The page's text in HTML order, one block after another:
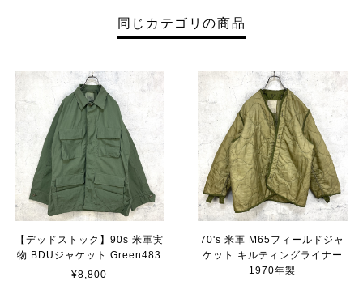
同じカテゴリの商品
【デッドストック】90s 米軍実
物 BDUジャケット Green483
¥8,800
70's 米軍 M65フィールドジャ
ケット キルティングライナー
1970年製